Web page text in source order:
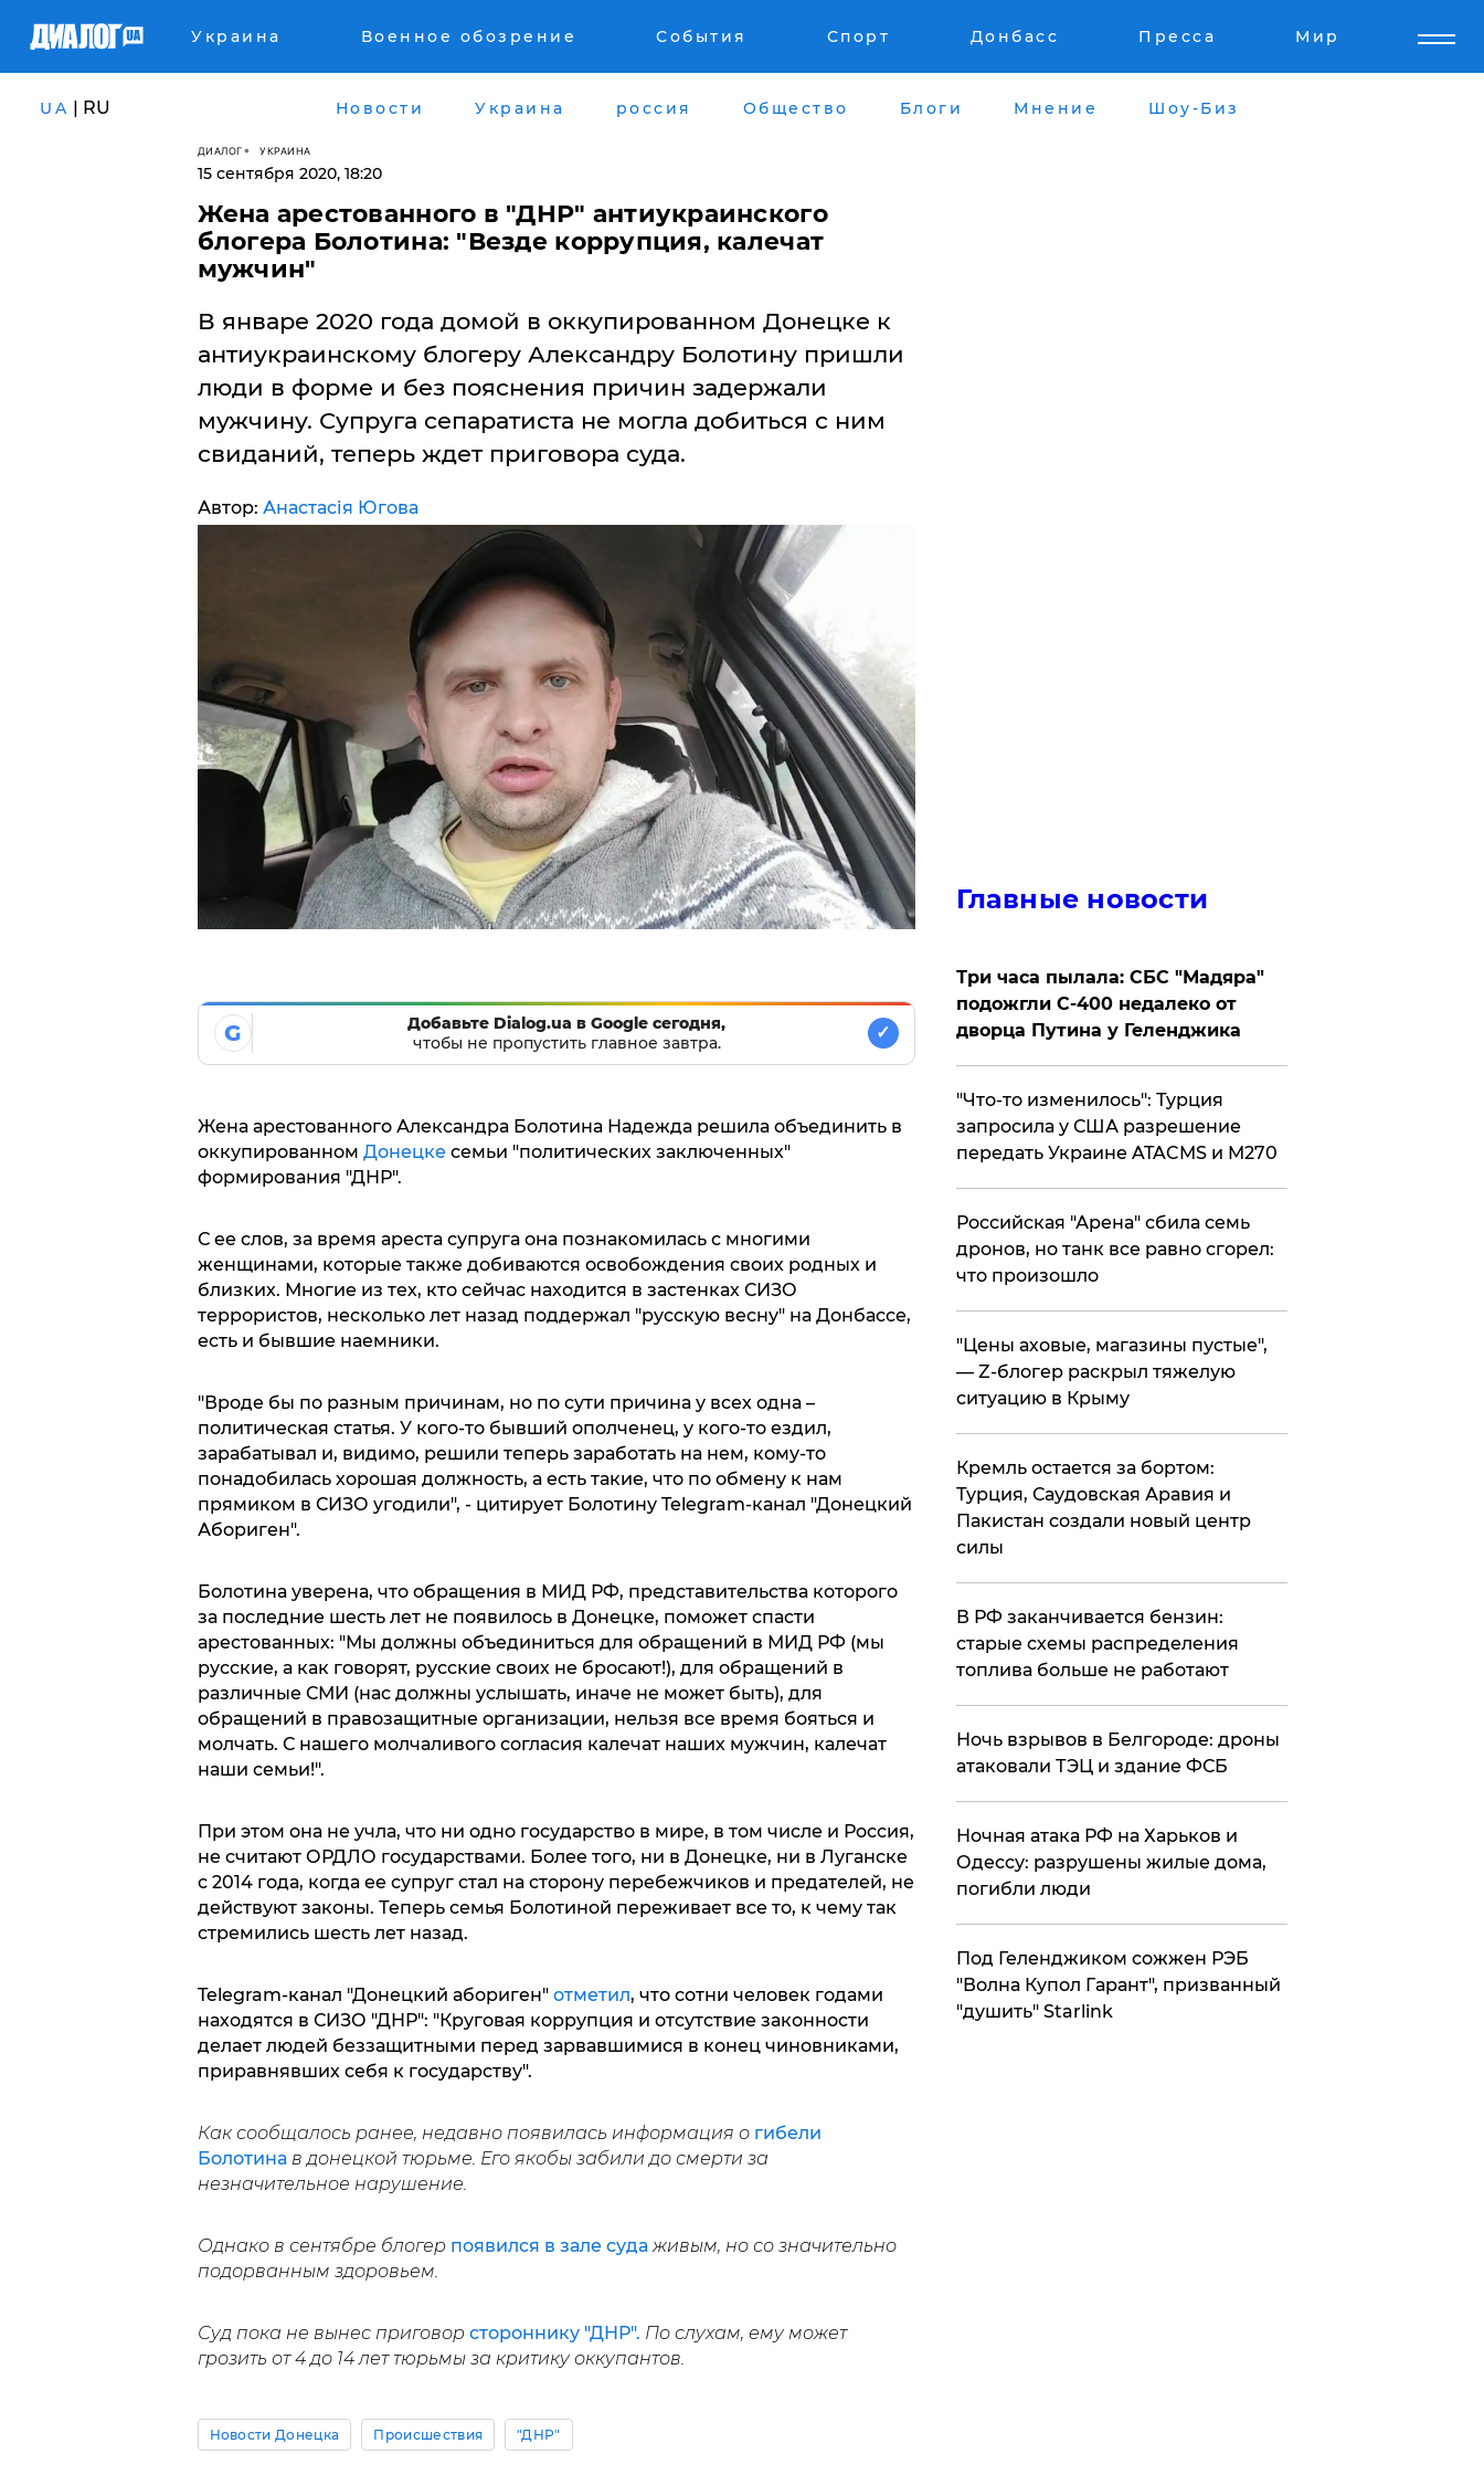
Украина Военное обозрение События Спорт Донбасс Пресса Мир
UA | RU Новости Украина россия Общество Блоги Мнение Шоу-Биз
ДИАЛОГ УКРАИНА
15 сентября 2020, 18:20
​Жена арестованного в "ДНР" антиукраинского
блогера Болотина: "Везде коррупция, калечат
мужчин"
В январе 2020 года домой в оккупированном Донецке к
антиукраинскому блогеру Александру Болотину пришли
люди в форме и без пояснения причин задержали
мужчину. Супруга сепаратиста не могла добиться с ним
свиданий, теперь ждет приговора суда.
Автор: Анастасія Югова
G
Добавьте Dialog.ua в Google сегодня,
чтобы не пропустить главное завтра.
✓
Жена арестованного Александра Болотина Надежда решила объединить в
оккупированном Донецке семьи "политических заключенных"
формирования "ДНР".
С ее слов, за время ареста супруга она познакомилась с многими
женщинами, которые также добиваются освобождения своих родных и
близких. Многие из тех, кто сейчас находится в застенках СИЗО
террористов, несколько лет назад поддержал "русскую весну" на Донбассе,
есть и бывшие наемники.
"Вроде бы по разным причинам, но по сути причина у всех одна –
политическая статья. У кого-то бывший ополченец, у кого-то ездил,
зарабатывал и, видимо, решили теперь заработать на нем, кому-то
понадобилась хорошая должность, а есть такие, что по обмену к нам
прямиком в СИЗО угодили", - цитирует Болотину Telegram-канал "Донецкий
Абориген".
Болотина уверена, что обращения в МИД РФ, представительства которого
за последние шесть лет не появилось в Донецке, поможет спасти
арестованных: "Мы должны объединиться для обращений в МИД РФ (мы
русские, а как говорят, русские своих не бросают!), для обращений в
различные СМИ (нас должны услышать, иначе не может быть), для
обращений в правозащитные организации, нельзя все время бояться и
молчать. С нашего молчаливого согласия калечат наших мужчин, калечат
наши семьи!".
При этом она не учла, что ни одно государство в мире, в том числе и Россия,
не считают ОРДЛО государствами. Более того, ни в Донецке, ни в Луганске
с 2014 года, когда ее супруг стал на сторону перебежчиков и предателей, не
действуют законы. Теперь семья Болотиной переживает все то, к чему так
стремились шесть лет назад.
Telegram-канал "Донецкий абориген" отметил, что сотни человек годами
находятся в СИЗО "ДНР": "Круговая коррупция и отсутствие законности
делает людей беззащитными перед зарвавшимися в конец чиновниками,
приравнявших себя к государству".
Как сообщалось ранее, недавно появилась информация о гибели
Болотинав донецкой тюрьме. Его якобы забили до смерти за
незначительное нарушение.
Однако в сентябре блогер появился в зале судаживым, но со значительно
подорванным здоровьем.
Суд пока не вынес приговор стороннику "ДНР". По слухам, ему может
грозить от 4 до 14 лет тюрьмы за критику оккупантов.
Новости Донецка Происшествия "ДНР"
Главные новости
Три часа пылала: СБС "Мадяра"
подожгли С-400 недалеко от
дворца Путина у Геленджика
​"Что-то изменилось": Турция
запросила у США разрешение
передать Украине ATACMS и M270
​Российская "Арена" сбила семь
дронов, но танк все равно сгорел:
что произошло
​"Цены аховые, магазины пустые",
— Z-блогер раскрыл тяжелую
ситуацию в Крыму
​Кремль остается за бортом:
Турция, Саудовская Аравия и
Пакистан создали новый центр
силы
​В РФ заканчивается бензин:
старые схемы распределения
топлива больше не работают
​Ночь взрывов в Белгороде: дроны
атаковали ТЭЦ и здание ФСБ
​Ночная атака РФ на Харьков и
Одессу: разрушены жилые дома,
погибли люди
Под Геленджиком сожжен РЭБ
"Волна Купол Гарант", призванный
"душить" Starlink